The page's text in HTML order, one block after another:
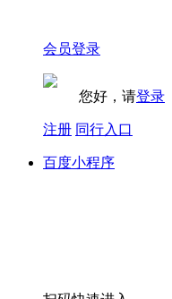
会员登录
您好，请登录
注册 同行入口
百度小程序